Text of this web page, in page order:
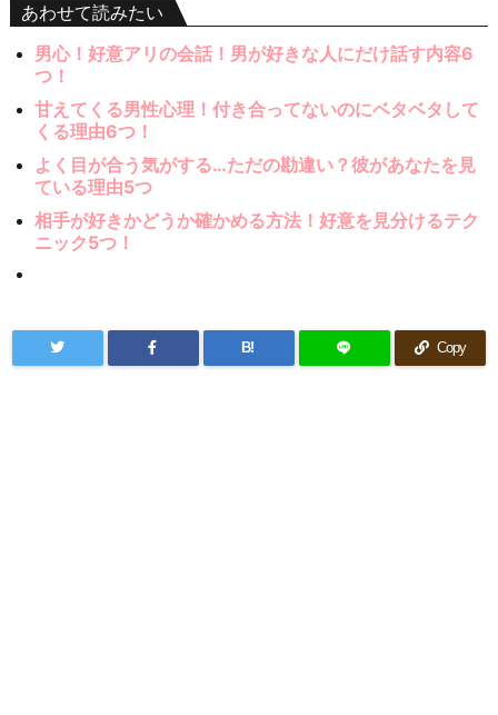
あわせて読みたい
男心！好意アリの会話！男が好きな人にだけ話す内容6
つ！
甘えてくる男性心理！付き合ってないのにベタベタして
くる理由6つ！
よく目が合う気がする…ただの勘違い？彼があなたを見
ている理由5つ
相手が好きかどうか確かめる方法！好意を見分けるテク
ニック5つ！
B! Copy